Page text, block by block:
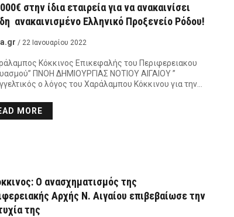
στην ίδια εταιρεία για να ανακαινίσει
ανακαινισμένο Ελληνικό Προξενείο Ρόδου!
/ 22 Ιανουαρίου 2022
Κόκκινος Επικεφαλής του Περιφερειακου
ΠΝΟΗ ΔΗΜΙΟΥΡΓΙΑΣ ΝΟΤΙΟΥ ΑΙΓΑΙΟΥ ”
ο λόγος του Χαράλαμπου Κόκκινου για την…
MORE
Ο ανασχηματισμός της
Αρχής Ν. Αιγαίου επιβεβαίωσε την
της